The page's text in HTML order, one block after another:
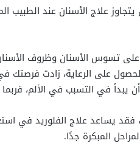
علاج الأسنان عند
تسوس الأسنان وظروف
على الرعاية، زادت فرصتك
يبدأ في التسبب في الألم،
فقد يساعد علاج الفلوريد في
المبكرة جدًا.